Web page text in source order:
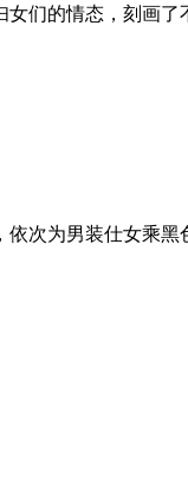
们的情态，刻画了
次为男装仕女乘